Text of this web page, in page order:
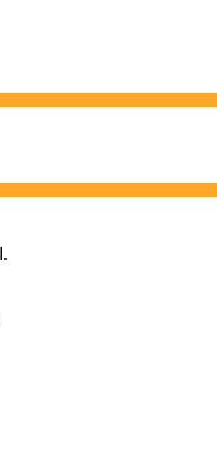
امام جمعه شهرستان ساوجبلاغ اظهارداشت : اربعین امسال سراسر حماسه خونخواهی و مرگ بر آمریکا و اسرائیل بود.